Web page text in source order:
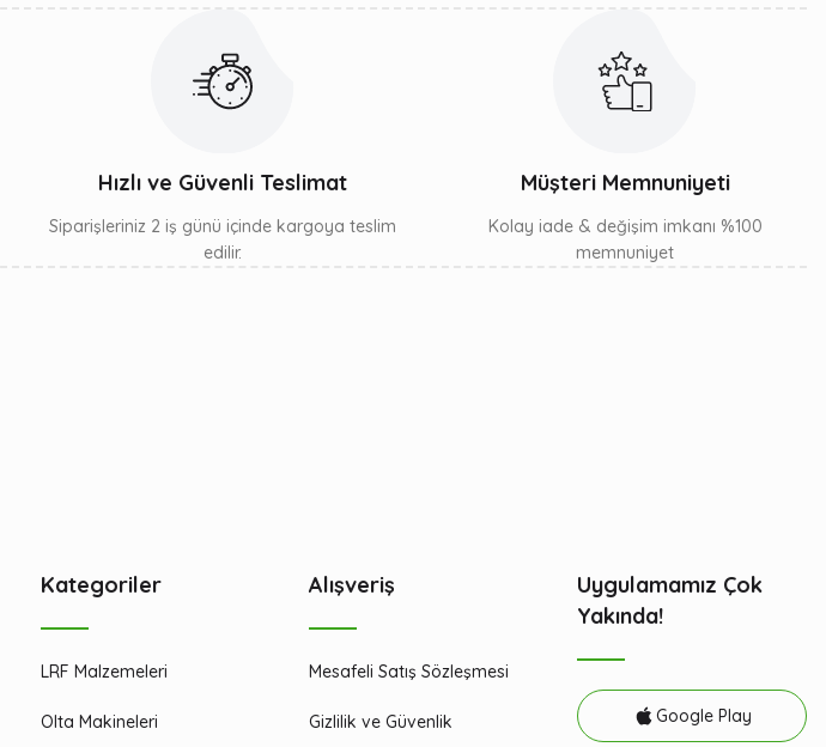
Hızlı ve Güvenli Teslimat
Siparişleriniz 2 iş günü içinde kargoya teslim
edilir.
Müşteri Memnuniyeti
Kolay iade & değişim imkanı %100
memnuniyet
Kategoriler
LRF Malzemeleri
Olta Makineleri
Alışveriş
Mesafeli Satış Sözleşmesi
Gizlilik ve Güvenlik
Uygulamamız Çok
Yakında!
Google Play